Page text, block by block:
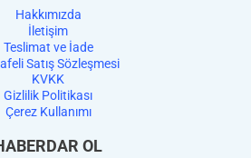
Hakkımızda
İletişim
Teslimat ve İade
Satış Sözleşmesi
KVKK
Gizlilik Politikası
Çerez Kullanımı
OL